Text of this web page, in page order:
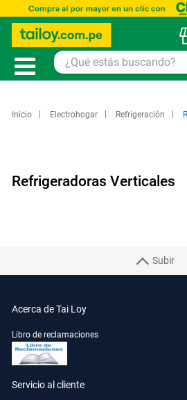
Inicio Electrohogar Refrigeración
Refrigeradoras Verticales
Subir
Acerca de Tai Loy
Libro de reclamaciones
Servicio al cliente